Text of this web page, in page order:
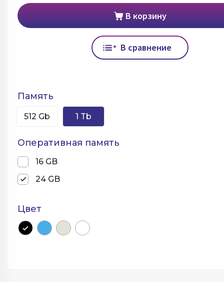
Память
512 Gb 1 Tb
Оперативная память
16 GB
24 GB
Цвет
В корзину
В сравнение